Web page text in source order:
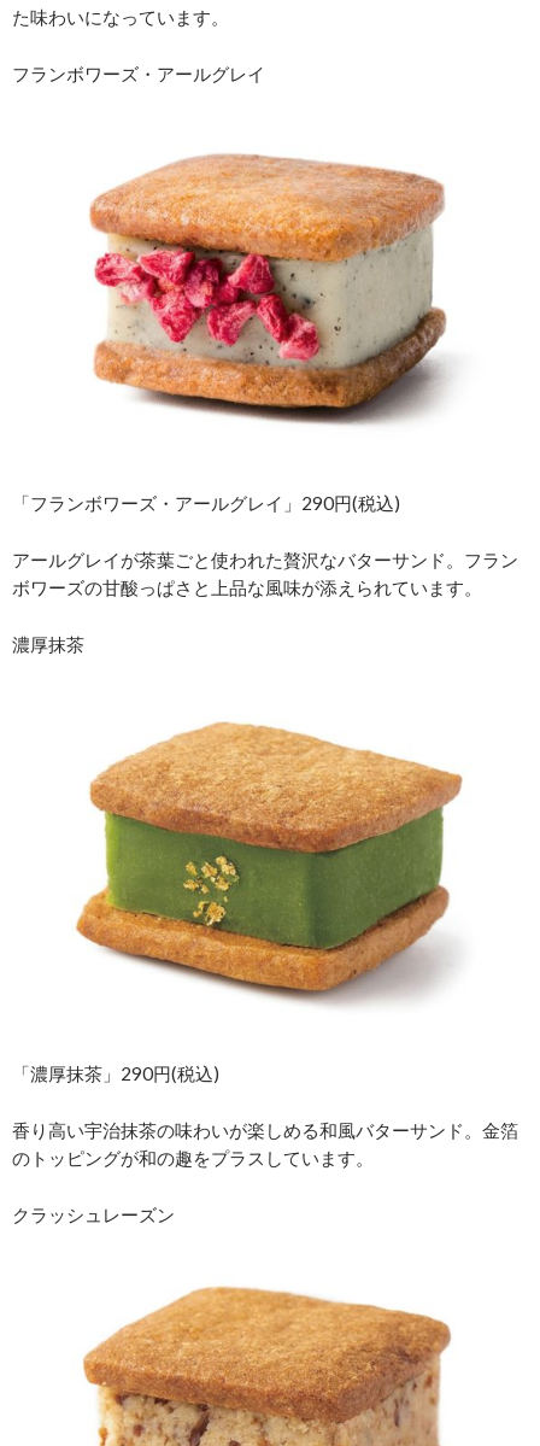
た味わいになっています。
フランボワーズ・アールグレイ
「フランボワーズ・アールグレイ」290円(税込)
アールグレイが茶葉ごと使われた贅沢なバターサンド。フラン
ボワーズの甘酸っぱさと上品な風味が添えられています。
濃厚抹茶
「濃厚抹茶」290円(税込)
香り高い宇治抹茶の味わいが楽しめる和風バターサンド。金箔
のトッピングが和の趣をプラスしています。
クラッシュレーズン